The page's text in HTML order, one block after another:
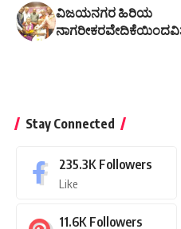
ವಿಜಯನಗರ ಹಿರಿಯ
Stay Connected
235.3K Followers
Like
11.6K Followers